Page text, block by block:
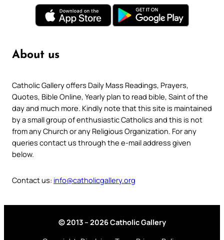
About us
Catholic Gallery offers Daily Mass Readings, Prayers,
Quotes, Bible Online, Yearly plan to read bible, Saint of the
day and much more. Kindly note that this site is maintained
by a small group of enthusiastic Catholics and this is not
from any Church or any Religious Organization. For any
queries contact us through the e-mail address given
below.
Contact us: info@catholicgallery.org
© 2013 – 2026 Catholic Gallery